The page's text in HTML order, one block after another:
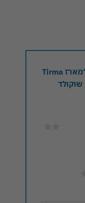
היה הראשון לכתוב סקירה “מארז Tirma
שוקולד